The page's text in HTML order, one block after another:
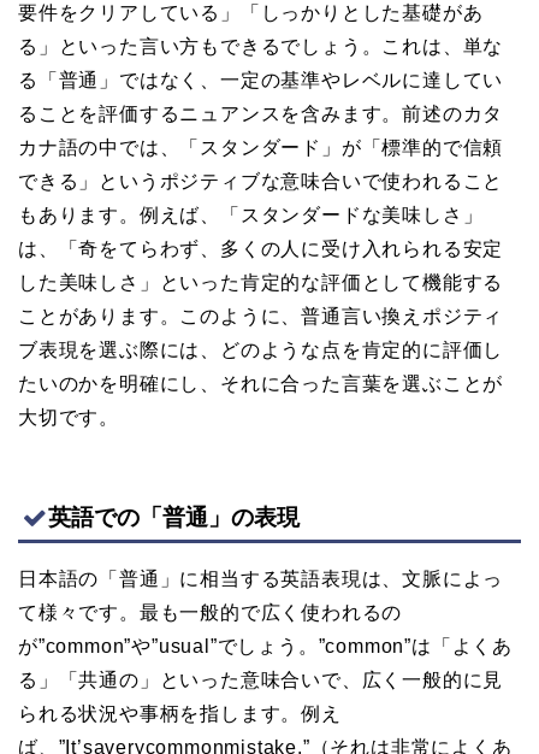
要件をクリアしている」「しっかりとした基礎があ
る」といった言い方もできるでしょう。これは、単な
る「普通」ではなく、一定の基準やレベルに達してい
ることを評価するニュアンスを含みます。前述のカタ
カナ語の中では、「スタンダード」が「標準的で信頼
できる」というポジティブな意味合いで使われること
もあります。例えば、「スタンダードな美味しさ」
は、「奇をてらわず、多くの人に受け入れられる安定
した美味しさ」といった肯定的な評価として機能する
ことがあります。このように、普通言い換えポジティ
ブ表現を選ぶ際には、どのような点を肯定的に評価し
たいのかを明確にし、それに合った言葉を選ぶことが
大切です。
英語での「普通」の表現
日本語の「普通」に相当する英語表現は、文脈によっ
て様々です。最も一般的で広く使われるの
が”common”や”usual”でしょう。”common”は「よくあ
る」「共通の」といった意味合いで、広く一般的に見
られる状況や事柄を指します。例え
ば、”It’saverycommonmistake.”（それは非常によくあ